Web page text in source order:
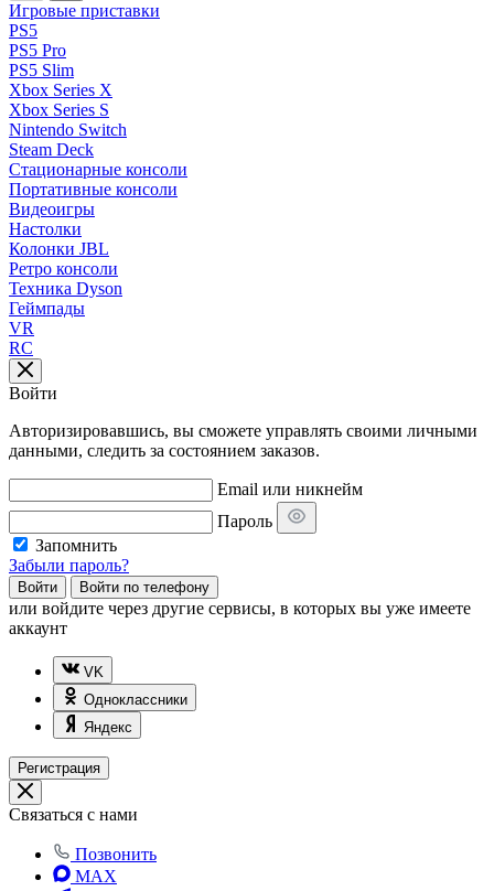
Игровые приставки
PS5
PS5 Pro
PS5 Slim
Xbox Series X
Xbox Series S
Nintendo Switch
Steam Deck
Стационарные консоли
Портативные консоли
Видеоигры
Настолки
Колонки JBL
Ретро консоли
Техника Dyson
Геймпады
VR
RC
Войти
Авторизировавшись, вы сможете управлять своими личными
данными, следить за состоянием заказов.
Email или никнейм
Пароль
Запомнить
Забыли пароль?
Войти Войти по телефону
или войдите через другие сервисы, в которых вы уже имеете
аккаунт
VK
Одноклассники
Яндекс
Регистрация
Связаться с нами
Позвонить
MAX